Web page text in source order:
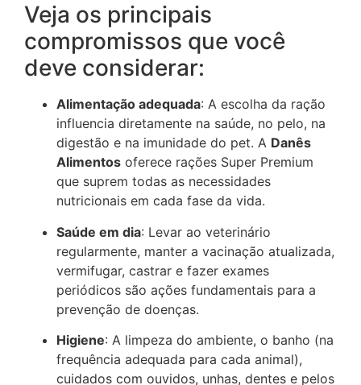
Veja os principais
compromissos que você
deve considerar:
Alimentação adequada: A escolha da ração
influencia diretamente na saúde, no pelo, na
digestão e na imunidade do pet. A Danês
Alimentos oferece rações Super Premium
que suprem todas as necessidades
nutricionais em cada fase da vida.
Saúde em dia: Levar ao veterinário
regularmente, manter a vacinação atualizada,
vermifugar, castrar e fazer exames
periódicos são ações fundamentais para a
prevenção de doenças.
Higiene: A limpeza do ambiente, o banho (na
frequência adequada para cada animal),
cuidados com ouvidos, unhas, dentes e pelos